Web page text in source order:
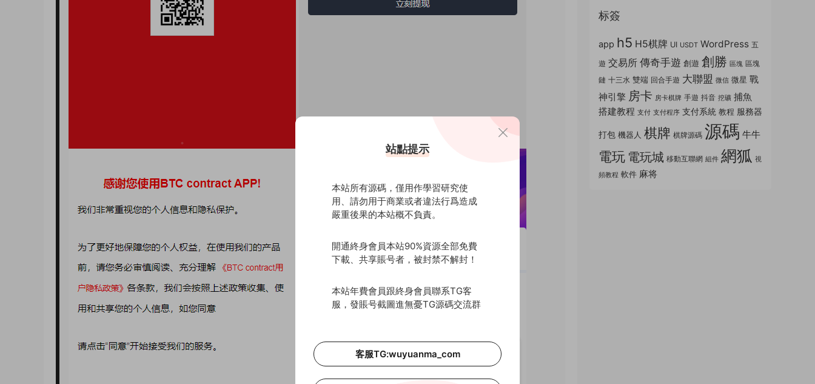
标簽
app h5 H5棋牌 UI USDT WordPress 五
遊 交易所 傳奇手遊 創遊 創勝 區塊 區塊
鏈 十三水 雙端 回合手遊 大聯盟 微信 微星 戰
神引擎 房卡 房卡棋牌 手遊 抖音 挖礦 捕魚
搭建教程 支付 支付程序 支付系統 教程 服務器
打包 機器人 棋牌 棋牌源碼 源碼 牛牛
電玩 電玩城 移動互聯網 組件 網狐 視
頻教程 軟件 麻将
站點提示
本站所有源碼，僅用作學習研究使
用、請勿用于商業或者違法行爲造成
嚴重後果的本站概不負責。
開通終身會員本站90%資源全部免費
下載、共享賬号者，被封禁不解封！
本站年費會員跟終身會員聯系TG客
服，發賬号截圖進無憂TG源碼交流群
客服TG:wuyuanma_com